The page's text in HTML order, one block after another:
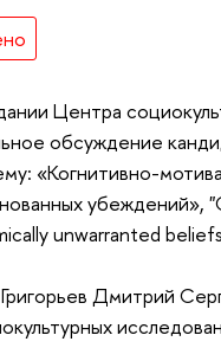
Центра
обсуждение
«Когнитивно-
unwarranted
Дмитрий